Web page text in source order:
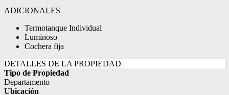
ADICIONALES
Termotanque Individual
Luminoso
Cochera fija
DETALLES DE LA PROPIEDAD
Tipo de Propiedad
Departamento
Ubicación